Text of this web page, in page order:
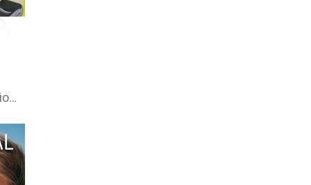
Lidl leták –⁠ akciová ponuka